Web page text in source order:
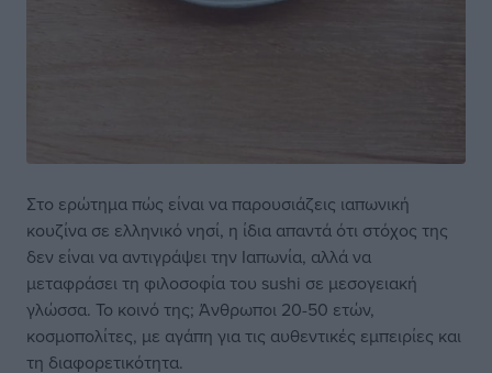
Στο ερώτημα πώς είναι να παρουσιάζεις ιαπωνική
κουζίνα σε ελληνικό νησί, η ίδια απαντά ότι στόχος της
δεν είναι να αντιγράψει την Ιαπωνία, αλλά να
μεταφράσει τη φιλοσοφία του sushi σε μεσογειακή
γλώσσα. Το κοινό της; Άνθρωποι 20-50 ετών,
κοσμοπολίτες, με αγάπη για τις αυθεντικές εμπειρίες και
τη διαφορετικότητα.